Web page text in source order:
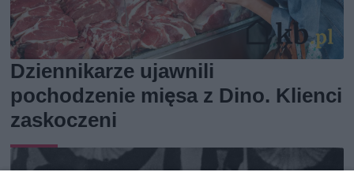
Dziennikarze ujawnili
pochodzenie mięsa z Dino. Klienci
zaskoczeni